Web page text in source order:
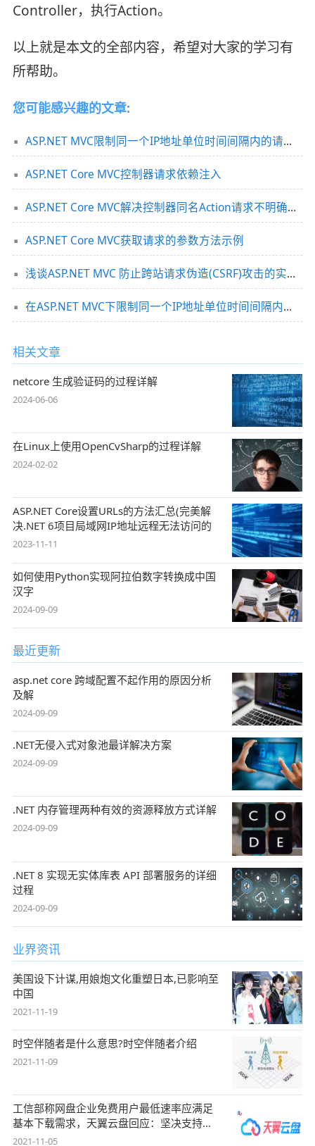
Controller，执行Action。
以上就是本文的全部内容，希望对大家的学习有
所帮助。
您可能感兴趣的文章:
ASP.NET MVC限制同一个IP地址单位时间间隔内的请求次数
ASP.NET Core MVC控制器请求依赖注入
ASP.NET Core MVC解决控制器同名Action请求不明确的问题
ASP.NET Core MVC获取请求的参数方法示例
浅谈ASP.NET MVC 防止跨站请求伪造(CSRF)攻击的实现方法
在ASP.NET MVC下限制同一个IP地址单位时间间隔内的请求次数的解决方法
相关文章
netcore 生成验证码的过程详解
2024-06-06
在Linux上使用OpenCvSharp的过程详解
2024-02-02
ASP.NET Core设置URLs的方法汇总(完美解
决.NET 6项目局域网IP地址远程无法访问的
2023-11-11
如何使用Python实现阿拉伯数字转换成中国
汉字
2024-09-09
最近更新
asp.net core 跨域配置不起作用的原因分析
及解
2024-09-09
.NET无侵入式对象池最详解决方案
2024-09-09
.NET 内存管理两种有效的资源释放方式详解
2024-09-09
.NET 8 实现无实体库表 API 部署服务的详细
过程
2024-09-09
业界资讯
美国设下计谋,用娘炮文化重塑日本,已影响至
中国
2021-11-19
时空伴随者是什么意思?时空伴随者介绍
2021-11-09
工信部称网盘企业免费用户最低速率应满足
基本下载需求，天翼云盘回应：坚决支持，
始终
2021-11-05